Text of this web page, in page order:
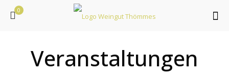
0
Veranstaltungen